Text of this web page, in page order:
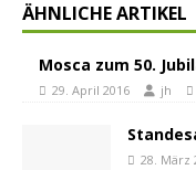
ÄHNLICHE ARTIKEL
Mosca zum 50.
29. April 2016 jh
28. März